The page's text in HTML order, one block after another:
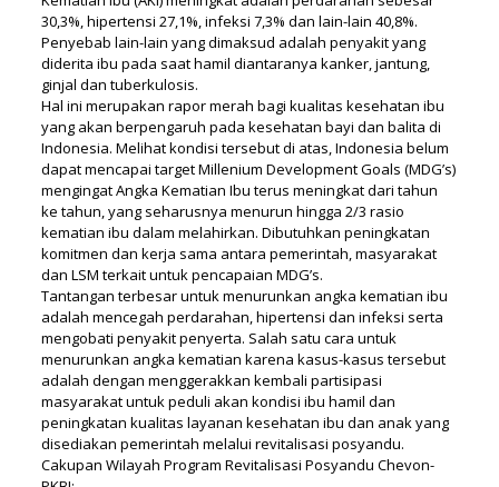
30,3%, hipertensi 27,1%, infeksi 7,3% dan lain-lain 40,8%.
Penyebab lain-lain yang dimaksud adalah penyakit yang
diderita ibu pada saat hamil diantaranya kanker, jantung,
ginjal dan tuberkulosis.
Hal ini merupakan rapor merah bagi kualitas kesehatan ibu
yang akan berpengaruh pada kesehatan bayi dan balita di
Indonesia. Melihat kondisi tersebut di atas, Indonesia belum
dapat mencapai target Millenium Development Goals (MDG’s)
mengingat Angka Kematian Ibu terus meningkat dari tahun
ke tahun, yang seharusnya menurun hingga 2/3 rasio
kematian ibu dalam melahirkan. Dibutuhkan peningkatan
komitmen dan kerja sama antara pemerintah, masyarakat
dan LSM terkait untuk pencapaian MDG’s.
Tantangan terbesar untuk menurunkan angka kematian ibu
adalah mencegah perdarahan, hipertensi dan infeksi serta
mengobati penyakit penyerta. Salah satu cara untuk
menurunkan angka kematian karena kasus-kasus tersebut
adalah dengan menggerakkan kembali partisipasi
masyarakat untuk peduli akan kondisi ibu hamil dan
peningkatan kualitas layanan kesehatan ibu dan anak yang
disediakan pemerintah melalui revitalisasi posyandu.
Cakupan Wilayah Program Revitalisasi Posyandu Chevon-